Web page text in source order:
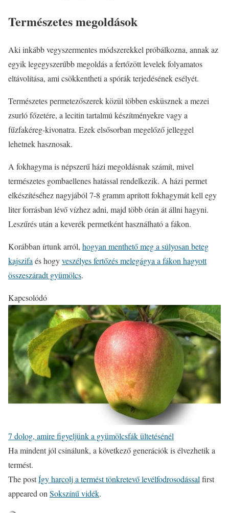
Természetes megoldások
Aki inkább vegyszermentes módszerekkel próbálkozna, annak az
egyik legegyszerűbb megoldás a fertőzött levelek folyamatos
eltávolítása, ami csökkentheti a spórák terjedésének esélyét.
Természetes permetezőszerek közül többen esküsznek a mezei
zsurló főzetére, a lecitin tartalmú készítményekre vagy a
fűzfakéreg-kivonatra. Ezek elsősorban megelőző jelleggel
lehetnek hasznosak.
A fokhagyma is népszerű házi megoldásnak számít, mivel
természetes gombaellenes hatással rendelkezik. A házi permet
elkészítéséhez nagyjából 7-8 gramm aprított fokhagymát kell egy
liter forrásban lévő vízhez adni, majd több órán át állni hagyni.
Leszűrés után a keverék permetként használható a fákon.
Korábban írtunk arról, hogyan menthető meg a súlyosan beteg
kajszifa és hogyveszélyes fertőzés melegágya a fákon hagyott
összeszáradt gyümölcs.
Kapcsolódó
7 dolog, amire figyeljünk a gyümölcsfák ültetésénél
Ha mindent jól csinálunk, a következő generációk is élvezhetik a
termést.
The postÍgy harcolj a termést tönkretevő levélfodrosodással first
appeared on Sokszínű vidék.